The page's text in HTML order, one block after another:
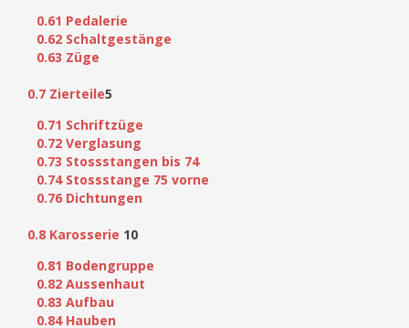
0.61 Pedalerie
0.62 Schaltgestänge
0.63 Züge
0.7 Zierteile5
0.71 Schriftzüge
0.72 Verglasung
0.73 Stossstangen bis 74
0.74 Stossstange 75 vorne
0.76 Dichtungen
0.8 Karosserie 10
0.81 Bodengruppe
0.82 Aussenhaut
0.83 Aufbau
0.84 Hauben